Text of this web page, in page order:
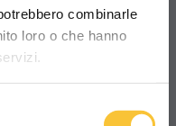
combinarle
loro o che hanno